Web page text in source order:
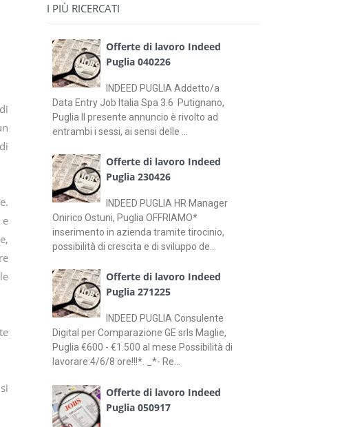
I PIÙ RICERCATI
Offerte di lavoro Indeed
Puglia 040226
INDEED PUGLIA Addetto/a
Data Entry Job Italia Spa 3.6 Putignano,
Puglia Il presente annuncio è rivolto ad
entrambi i sessi, ai sensi delle ...
Offerte di lavoro Indeed
Puglia 230426
INDEED PUGLIA HR Manager
Onirico Ostuni, Puglia OFFRIAMO*
inserimento in azienda tramite tirocinio,
possibilità di crescita e di sviluppo de...
Offerte di lavoro Indeed
Puglia 271225
INDEED PUGLIA Consulente
Digital per Comparazione GE srls Maglie,
Puglia €600 - €1.500 al mese Possibilità di
lavorare:4/6/8 ore!!!*. _*- Re...
Offerte di lavoro Indeed
Puglia 050917